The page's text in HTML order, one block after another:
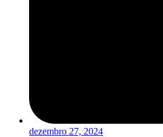
dezembro 27, 2024